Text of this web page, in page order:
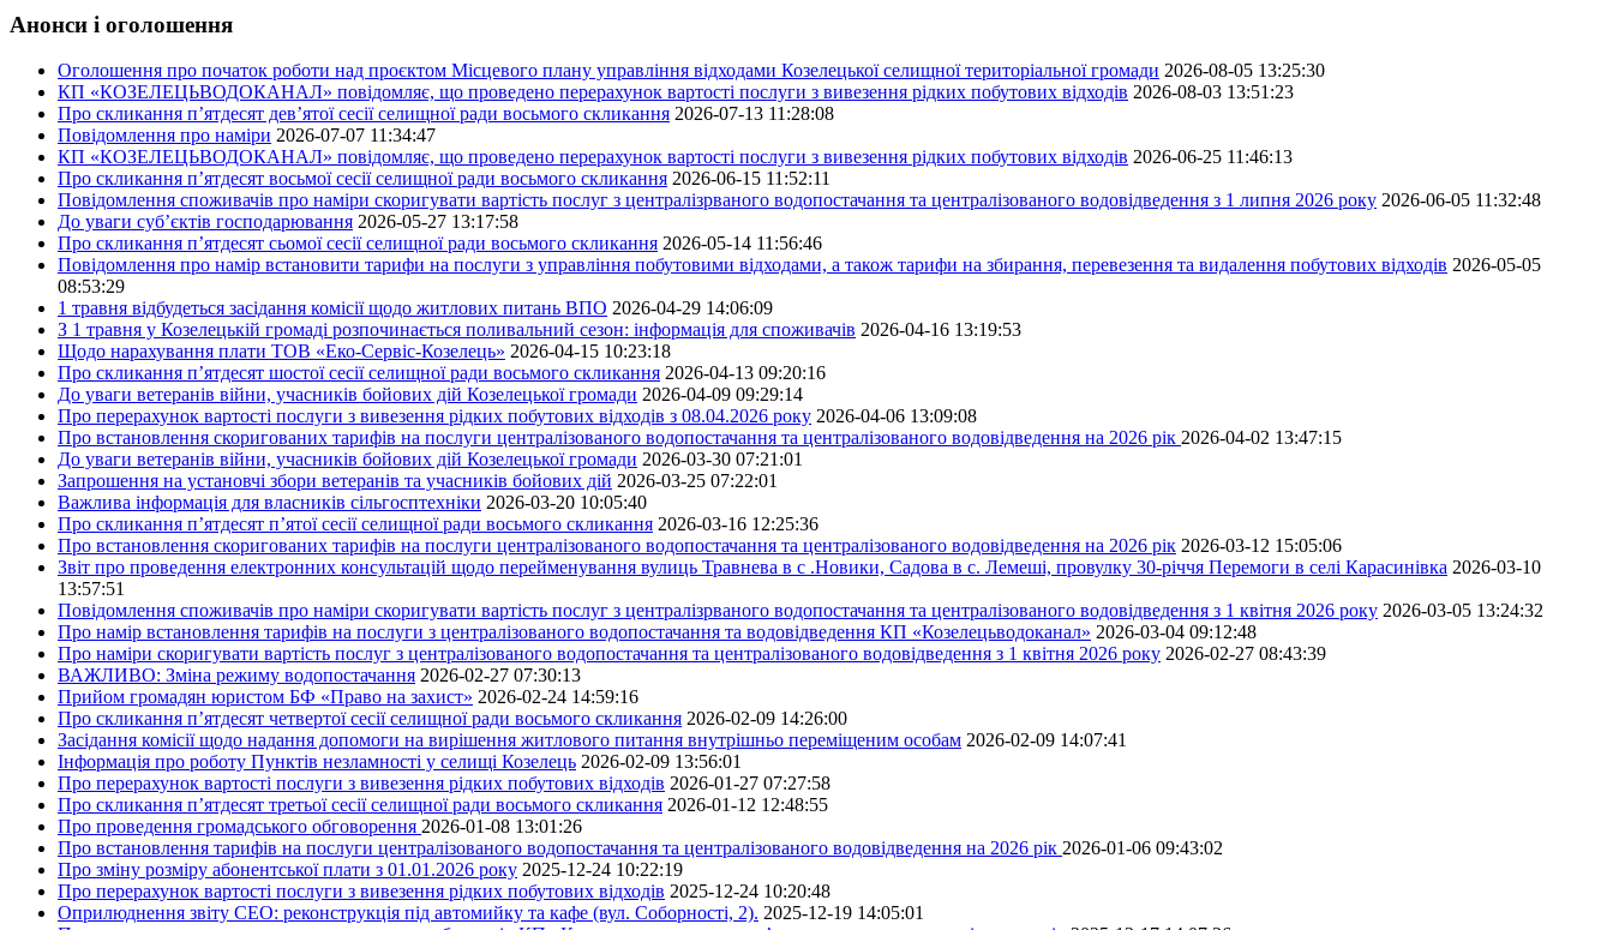
Анонси і оголошення
Оголошення про початок роботи над проєктом Місцевого плану управління відходами Козелецької селищної територіальної громади 2026-08-05 13:25:30
КП «КОЗЕЛЕЦЬВОДОКАНАЛ» повідомляє, що проведено перерахунок вартості послуги з вивезення рідких побутових відходів 2026-08-03 13:51:23
Про скликання п’ятдесят дев’ятої сесії селищної ради восьмого скликання 2026-07-13 11:28:08
Повідомлення про наміри 2026-07-07 11:34:47
КП «КОЗЕЛЕЦЬВОДОКАНАЛ» повідомляє, що проведено перерахунок вартості послуги з вивезення рідких побутових відходів 2026-06-25 11:46:13
Про скликання п’ятдесят восьмої сесії селищної ради восьмого скликання 2026-06-15 11:52:11
Повідомлення споживачів про наміри скоригувати вартість послуг з централізрваного водопостачання та централізованого водовідведення з 1 липня 2026 року 2026-06-05 11:32:48
До уваги суб’єктів господарювання 2026-05-27 13:17:58
Про скликання п’ятдесят сьомої сесії селищної ради восьмого скликання 2026-05-14 11:56:46
Повідомлення про намір встановити тарифи на послуги з управління побутовими відходами, а також тарифи на збирання, перевезення та видалення побутових відходів 2026-05-05
08:53:29
1 травня відбудеться засідання комісії щодо житлових питань ВПО 2026-04-29 14:06:09
З 1 травня у Козелецькій громаді розпочинається поливальний сезон: інформація для споживачів 2026-04-16 13:19:53
Щодо нарахування плати ТОВ «Еко-Сервіс-Козелець» 2026-04-15 10:23:18
Про скликання п’ятдесят шостої сесії селищної ради восьмого скликання 2026-04-13 09:20:16
До уваги ветеранів війни, учасників бойових дій Козелецької громади 2026-04-09 09:29:14
Про перерахунок вартості послуги з вивезення рідких побутових відходів з 08.04.2026 року 2026-04-06 13:09:08
Про встановлення скоригованих тарифів на послуги централізованого водопостачання та централізованого водовідведення на 2026 рік 2026-04-02 13:47:15
До уваги ветеранів війни, учасників бойових дій Козелецької громади 2026-03-30 07:21:01
Запрошення на установчі збори ветеранів та учасників бойових дій 2026-03-25 07:22:01
Важлива інформація для власників сільгосптехніки 2026-03-20 10:05:40
Про скликання п’ятдесят п’ятої сесії селищної ради восьмого скликання 2026-03-16 12:25:36
Про встановлення скоригованих тарифів на послуги централізованого водопостачання та централізованого водовідведення на 2026 рік 2026-03-12 15:05:06
Звіт про проведення електронних консультацій щодо перейменування вулиць Травнева в с .Новики, Садова в с. Лемеші, провулку 30-річчя Перемоги в селі Карасинівка 2026-03-10
13:57:51
Повідомлення споживачів про наміри скоригувати вартість послуг з централізрваного водопостачання та централізованого водовідведення з 1 квітня 2026 року 2026-03-05 13:24:32
Про намір встановлення тарифів на послуги з централізованого водопостачання та водовідведення КП «Козелецьводоканал» 2026-03-04 09:12:48
Про наміри скоригувати вартість послуг з централізованого водопостачання та централізованого водовідведення з 1 квітня 2026 року 2026-02-27 08:43:39
ВАЖЛИВО: Зміна режиму водопостачання 2026-02-27 07:30:13
Прийом громадян юристом БФ «Право на захист» 2026-02-24 14:59:16
Про скликання п’ятдесят четвертої сесії селищної ради восьмого скликання 2026-02-09 14:26:00
Засідання комісії щодо надання допомоги на вирішення житлового питання внутрішньо переміщеним особам 2026-02-09 14:07:41
Інформація про роботу Пунктів незламності у селищі Козелець 2026-02-09 13:56:01
Про перерахунок вартості послуги з вивезення рідких побутових відходів 2026-01-27 07:27:58
Про скликання п’ятдесят третьої сесії селищної ради восьмого скликання 2026-01-12 12:48:55
Про проведення громадського обговорення 2026-01-08 13:01:26
Про встановлення тарифів на послуги централізованого водопостачання та централізованого водовідведення на 2026 рік 2026-01-06 09:43:02
Про зміну розміру абонентської плати з 01.01.2026 року 2025-12-24 10:22:19
Про перерахунок вартості послуги з вивезення рідких побутових відходів 2025-12-24 10:20:48
Оприлюднення звіту СЕО: реконструкція під автомийку та кафе (вул. Соборності, 2). 2025-12-19 14:05:01